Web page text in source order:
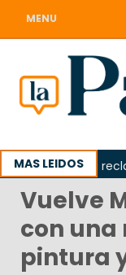
MENU
MAS LEIDOS
Odarda
Vuelve
con una
pintura